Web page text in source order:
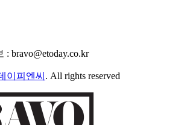
bravo@etoday.co.kr
이피엔씨 . All rights reserved